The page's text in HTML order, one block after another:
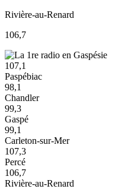
Rivière-au-Renard
106,7
107,1
Paspébiac
98,1
Chandler
99,3
Gaspé
99,1
Carleton-sur-Mer
107,3
Percé
106,7
Rivière-au-Renard